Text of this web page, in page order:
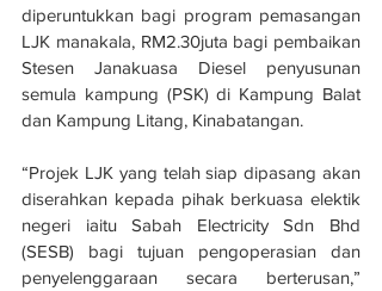
diperuntukkan bagi program pemasangan
LJK manakala, RM2.30juta bagi pembaikan
Stesen Janakuasa Diesel penyusunan
semula kampung (PSK) di Kampung Balat
dan Kampung Litang, Kinabatangan.
“Projek LJK yang telah siap dipasang akan
diserahkan kepada pihak berkuasa elektik
negeri iaitu Sabah Electricity Sdn Bhd
(SESB) bagi tujuan pengoperasian dan
penyelenggaraan secara berterusan,”